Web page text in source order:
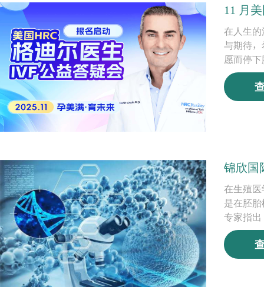
11 月
在人生的
与期待，
愿而停
锦欣国
在生殖医
是在胚
专家指出